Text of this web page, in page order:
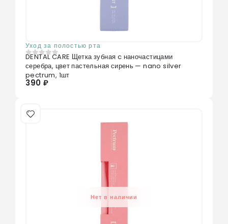
Уход за полостью рта
0 из 5
DENTAL CARE Щетка зубная c наночастицами
серебра, цвет пастельная сирень — nano silver
pectrum, 1шт
390 ₽
Нет в наличии